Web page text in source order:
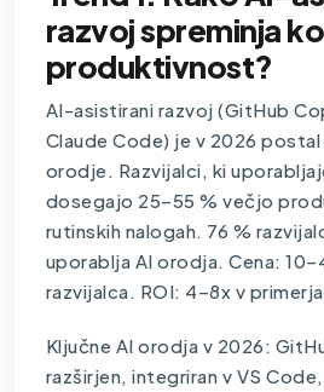
razvoj spreminja
produktivnost?
AI-asistirani razvoj (GitHub
Claude Code) je v 2026
orodje. Razvijalci, ki
dosegajo 25–55 % večjo
rutinskih nalogah. 76 %
uporablja AI orodja. Cena:
razvijalca. ROI: 4–8x v
Ključne AI orodja v 2026:
razširjen, integriran v VS